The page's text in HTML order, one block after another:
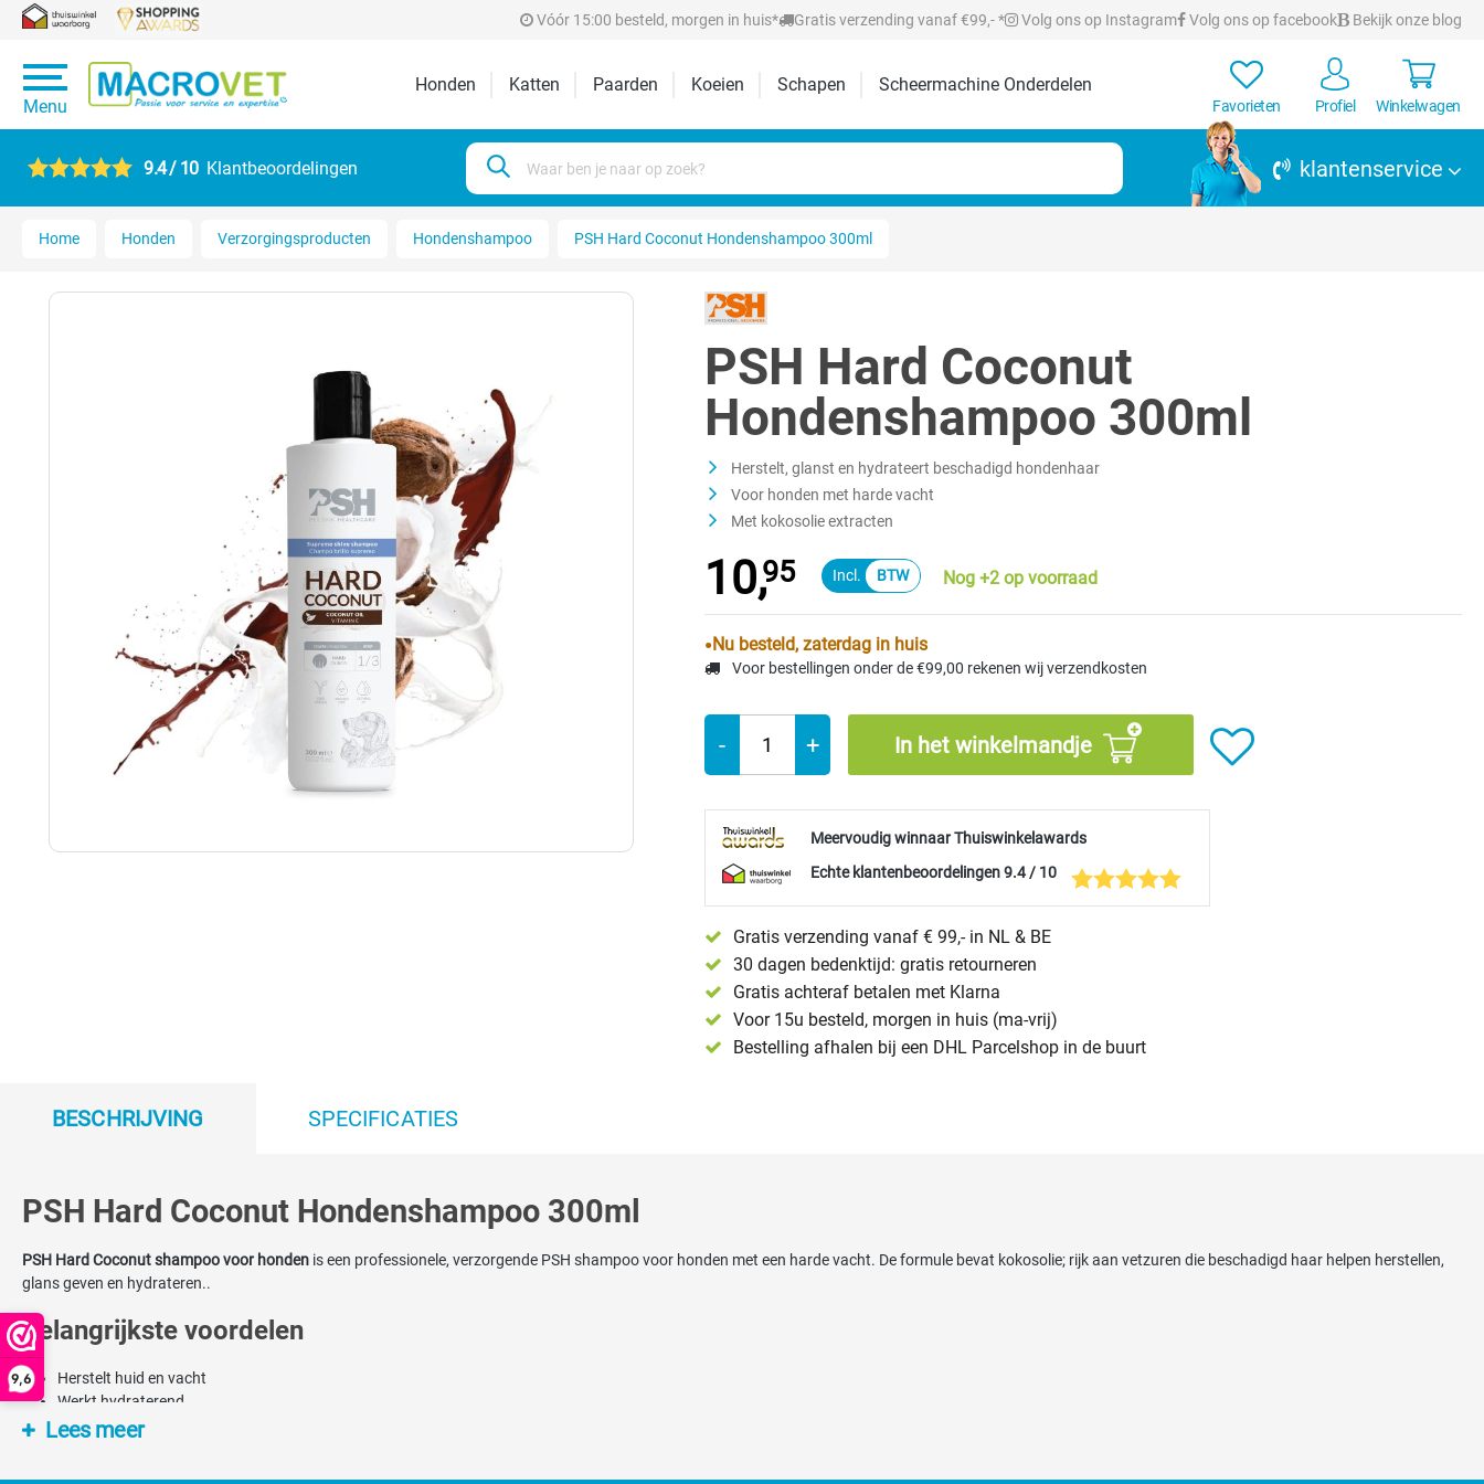
9,6
Vóór 15:00 besteld, morgen in huis* Gratis verzending vanaf €99,- * Volg ons op Instagram Volg ons op facebook Bekijk onze blog
Menu
Honden Katten Paarden Koeien Schapen Scheermachine Onderdelen
Favorieten Profiel Winkelwagen
9.4 / 10 Klantbeoordelingen klantenservice
Home Honden Verzorgingsproducten Hondenshampoo PSH Hard Coconut Hondenshampoo 300ml
PSH Hard Coconut
Hondenshampoo 300ml
Herstelt, glanst en hydrateert beschadigd hondenhaar
Voor honden met harde vacht
Met kokosolie extracten
10,95 Nog +2 op voorraad
Nu besteld, zaterdag in huis
Voor bestellingen onder de €99,00 rekenen wij verzendkosten
- + In het winkelmandje
Meervoudig winnaar Thuiswinkelawards
Echte klantenbeoordelingen 9.4 / 10
Gratis verzending vanaf € 99,- in NL & BE
30 dagen bedenktijd: gratis retourneren
Gratis achteraf betalen met Klarna
Voor 15u besteld, morgen in huis (ma-vrij)
Bestelling afhalen bij een DHL Parcelshop in de buurt
BESCHRIJVING SPECIFICATIES
PSH Hard Coconut Hondenshampoo 300ml
PSH Hard Coconut shampoo voor honden is een professionele, verzorgende PSH shampoo voor honden met een harde vacht. De formule bevat kokosolie; rijk aan vetzuren die beschadigd haar helpen herstellen,
glans geven en hydrateren..
Belangrijkste voordelen
Herstelt huid en vacht
Werkt hydraterend
Geeft hondenhaar glans.
Gebruik
Lees meer